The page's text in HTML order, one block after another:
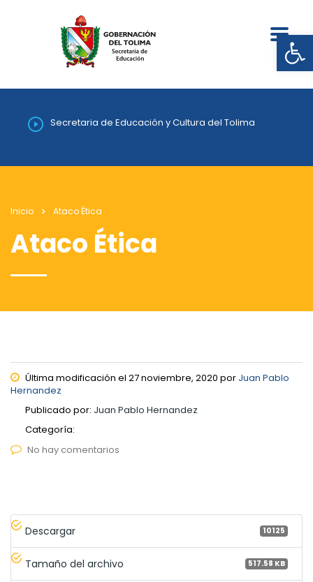
Secretaria de Educación y Cultura del Tolima
Inicio Ataco Ética
Ataco Ética
Última modificación el 27 noviembre, 2020 por Juan Pablo
Hernandez
Publicado por: Juan Pablo Hernandez
Categoría:
No hay comentarios
Descargar 10125
Tamaño del archivo 517.58 KB